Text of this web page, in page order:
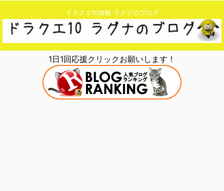
ドラクエ10攻略 ラグナのブログ
1日1回応援クリックお願いします！